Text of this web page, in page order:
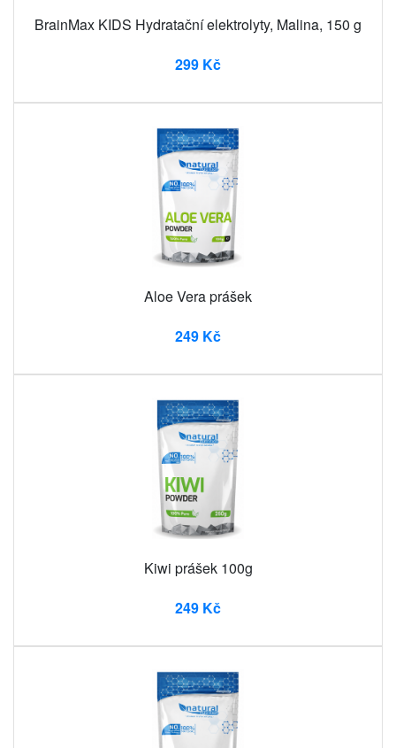
BrainMax KIDS Hydratační elektrolyty, Malina, 150 g
299 Kč
Aloe Vera prášek
249 Kč
Kiwi prášek 100g
249 Kč